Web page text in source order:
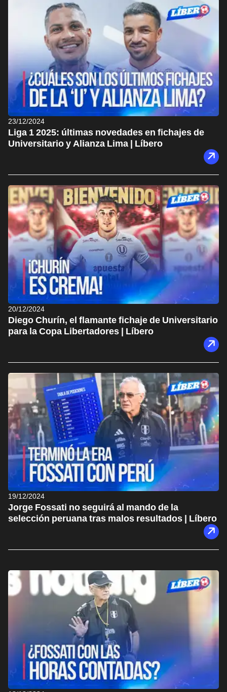
23/12/2024
Liga 1 2025: últimas novedades en fichajes de
Universitario y Alianza Lima | Líbero
20/12/2024
Diego Churín, el flamante fichaje de Universitario
para la Copa Libertadores | Líbero
19/12/2024
Jorge Fossati no seguirá al mando de la
selección peruana tras malos resultados | Líbero